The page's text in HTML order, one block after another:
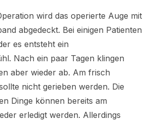
wird das operierte Auge mit
abgedeckt. Bei einigen Patienten
es entsteht ein
Nach ein paar Tagen klingen
aber wieder ab. Am frisch
nicht gerieben werden. Die
Dinge können bereits am
erledigt werden. Allerdings